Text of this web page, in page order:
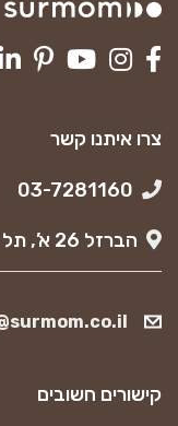
צרו איתנו קשר
הברזל 26 א’, תל אביב
קישורים חשובים